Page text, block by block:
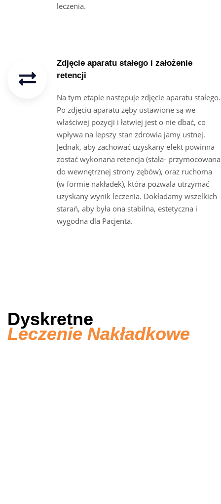
leczenia.
Zdjęcie aparatu stałego i założenie
retencji
Na tym etapie następuje zdjęcie aparatu stałego.
Po zdjęciu aparatu zęby ustawione są we
właściwej pozycji i łatwiej jest o nie dbać, co
wpływa na lepszy stan zdrowia jamy ustnej.
Jednak, aby zachować uzyskany efekt powinna
zostać wykonana retencja (stała- przymocowana
do wewnętrznej strony zębów), oraz ruchoma
(w formie nakładek), która pozwala utrzymać
uzyskany wynik leczenia. Dokładamy wszelkich
starań, aby była ona stabilna, estetyczna i
wygodna dla Pacjenta.
Dyskretne
Leczenie Nakładkowe